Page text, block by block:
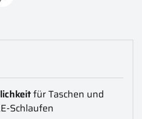
für Taschen und
Schlaufen